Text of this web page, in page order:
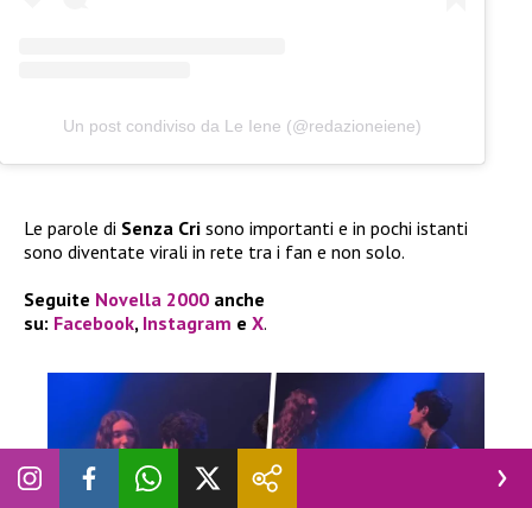
Un post condiviso da Le Iene (@redazioneiene)
Le parole di Senza Cri sono importanti e in pochi istanti
sono diventate virali in rete tra i fan e non solo.
Seguite Novella 2000 anche
su: Facebook, Instagram e X.